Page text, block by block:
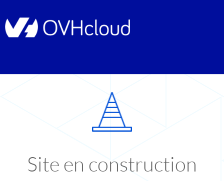
Site en construction